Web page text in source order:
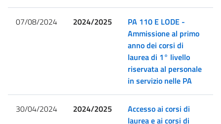
07/08/2024 2024/2025
PA 110 E LODE -
Ammissione al primo
anno dei corsi di
laurea di 1° livello
riservata al personale
in servizio nelle PA
30/04/2024 2024/2025
Accesso ai corsi di
laurea e ai corsi di